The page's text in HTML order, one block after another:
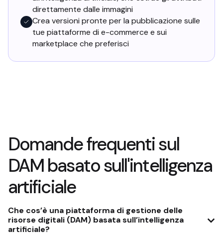
direttamente dalle immagini
Crea versioni pronte per la pubblicazione sulle
tue piattaforme di e-commerce e sui
marketplace che preferisci
Domande frequenti sul
DAM basato sull'intelligenza
artificiale
Che cos’è una piattaforma di gestione delle
risorse digitali (DAM) basata sull’intelligenza
artificiale?